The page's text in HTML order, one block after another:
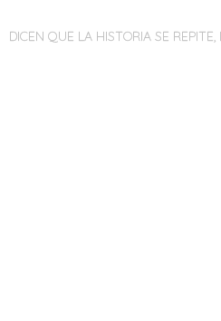
DICEN QUE LA HISTORIA SE